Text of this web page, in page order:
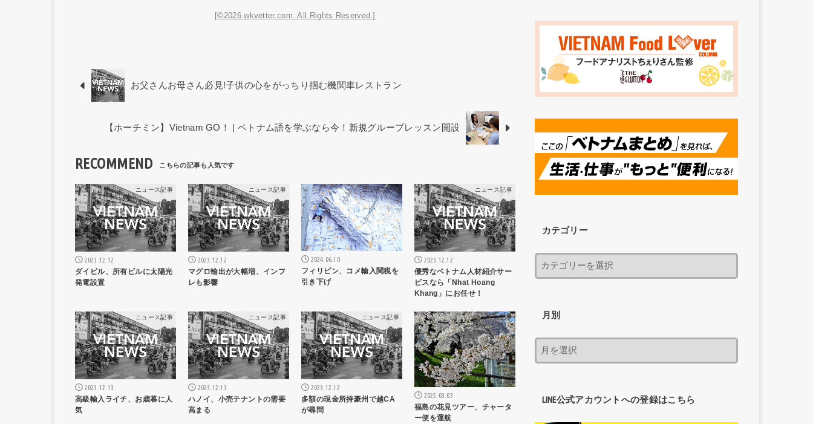
[©2026 wkvetter.com. All Rights Reserved.]
お父さんお母さん必見!子供の心をがっちり掴む機関車レストラン
【ホーチミン】Vietnam GO！ | ベトナム語を学ぶなら今！新規グループレッスン開設
RECOMMEND
ニュース記事
2023.12.12
ダイビル、所有ビルに太陽光
発電設置
ニュース記事
2023.12.12
マグロ輸出が大幅増、インフ
レも影響
ニュース記事
2024.06.10
フィリピン、コメ輸入関税を
引き下げ
ニュース記事
2023.12.12
優秀なベトナム人材紹介サー
ビスなら「Nhat Hoang
Khang」にお任せ！
ニュース記事
2023.12.13
高級輸入ライチ、お歳暮に人
気
ニュース記事
2023.12.13
ハノイ、小売テナントの需要
高まる
ニュース記事
2023.12.12
多額の現金所持豪州で越CA
が尋問
ニュース記事
2025.03.03
福島の花見ツアー、チャータ
ー便を運航
カテゴリー
月別
LINE公式アカウントへの登録はこちら